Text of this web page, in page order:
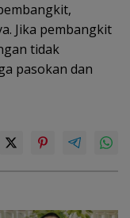
Jika pembangkit
tidak
pasokan dan